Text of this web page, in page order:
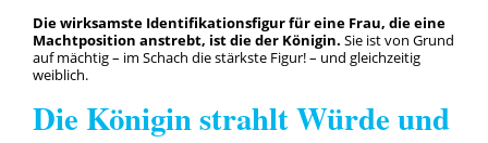
Die wirksamste Identifikationsfigur für eine Frau, die eine
Machtposition anstrebt, ist die der Königin. Sie ist von Grund
auf mächtig – im Schach die stärkste Figur! – und gleichzeitig
weiblich.
Die Königin strahlt Würde und